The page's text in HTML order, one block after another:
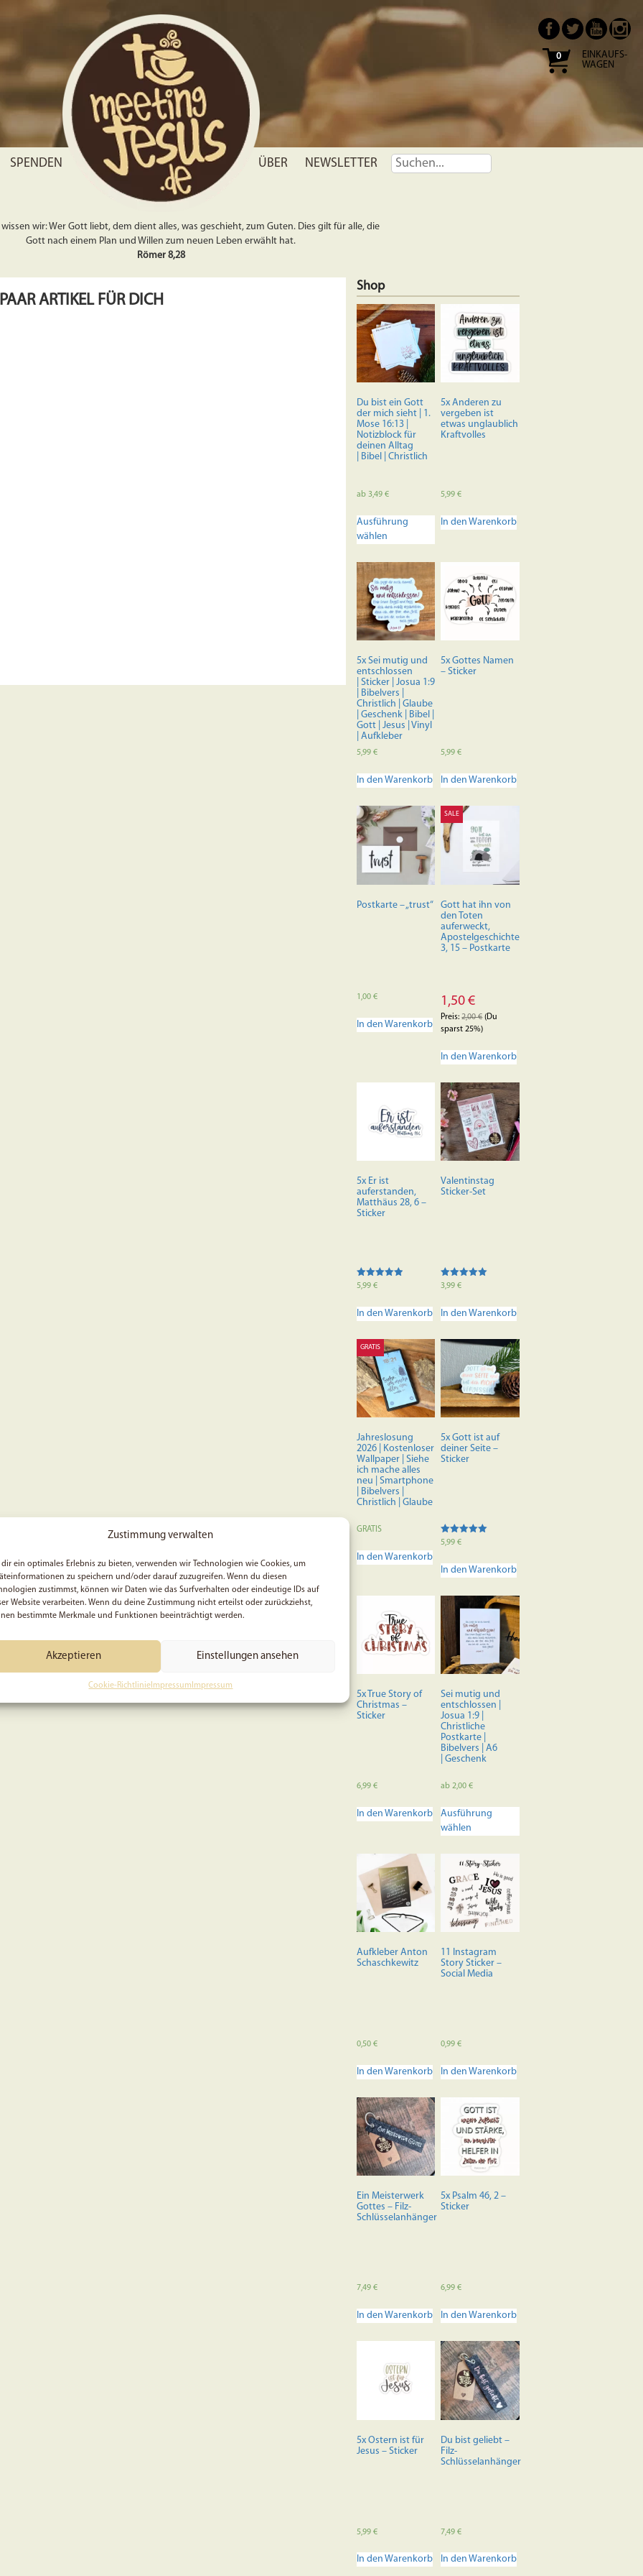
Zustimmung verwalten
dir ein optimales Erlebnis zu bieten, verwenden wir Technologien wie Cookies, um
zu speichern und/oder darauf zuzugreifen. Wenn du diesen
zustimmst, können wir Daten wie das Surfverhalten oder eindeutige IDs auf
Website verarbeiten. Wenn du deine Zustimmung nicht erteilst oder zurückziehst,
bestimmte Merkmale und Funktionen beeinträchtigt werden.
Akzeptieren Einstellungen ansehen
Cookie-Richtlinie Impressum Impressum
0
EINKAUFS-
WAGEN
SPENDEN ÜBER NEWSLETTER
wir: Wer Gott liebt, dem dient alles, was geschieht, zum Guten. Dies gilt für alle, die
Gott nach einem Plan und Willen zum neuen Leben erwählt hat.
Römer 8,28
ARTIKEL FÜR DICH
Shop
Du bist ein Gott
der mich sieht | 1.
Mose 16:13 |
Notizblock für
deinen Alltag
| Bibel | Christlich
ab 3,49 €
Ausführung
wählen
Produkt
auf.
Optionen
können
auf
der
Produktseite
gewählt
5x Anderen zu
vergeben ist
etwas unglaublich
Kraftvolles
5,99€
In den Warenkorb
5x Sei mutig und
entschlossen
| Sticker | Josua 1:9
| Bibelvers |
Christlich | Glaube
| Geschenk | Bibel |
Gott | Jesus | Vinyl
| Aufkleber
5,99 €
In den Warenkorb
5x Gottes Namen
– Sticker
5,99€
In den Warenkorb
Postkarte – „trust“
1,00 €
In den Warenkorb
SALE
Gott hat ihn von
den Toten
auferweckt,
Apostelgeschichte
3, 15 – Postkarte
1,50€
Preis:2,00€(Du
sparst 25%)
In den Warenkorb
5x Er ist
auferstanden,
Matthäus 28, 6 –
Sticker
Bewertet mit
5,99 €
In den Warenkorb
Valentinstag
Sticker-Set
Bewertet mit
3,99€
In den Warenkorb
GRATIS
Jahreslosung
2026 | Kostenloser
Wallpaper | Siehe
ich mache alles
neu | Smartphone
| Bibelvers |
Christlich | Glaube
GRATIS
In den Warenkorb
5x Gott ist auf
deiner Seite –
Sticker
Bewertet mit
5,99€
In den Warenkorb
5x True Story of
Christmas –
Sticker
6,99 €
In den Warenkorb
Sei mutig und
entschlossen |
Josua 1:9 |
Christliche
Postkarte |
Bibelvers | A6
| Geschenk
ab2,00€
Ausführung
wählen
auf
Aufkleber Anton
Schaschkewitz
0,50 €
In den Warenkorb
11 Instagram
Story Sticker –
Social Media
0,99€
In den Warenkorb
Ein Meisterwerk
Gottes – Filz-
Schlüsselanhänger
7,49 €
In den Warenkorb
5x Psalm 46, 2 –
Sticker
6,99€
In den Warenkorb
5x Ostern ist für
Jesus – Sticker
5,99 €
In den Warenkorb
Du bist geliebt –
Filz-
Schlüsselanhänger
7,49€
In den Warenkorb